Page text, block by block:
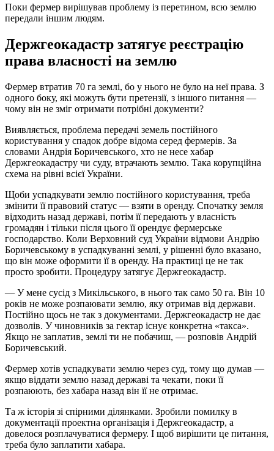
Поки фермер вирішував проблему із перетином, всю землю
передали іншим людям.
Держгеокадастр затягує реєстрацію
права власності на землю
Фермер втратив 70 га землі, бо у нього не було на неї права. З
одного боку, які можуть бути претензії, з іншого питання —
чому він не зміг отримати потрібні документи?
Виявляється, проблема передачі земель постійного
користування у спадок добре відома серед фермерів. За
словами Андрія Боричевського, хто не несе хабар
Держгеокадастру чи суду, втрачають землю. Така корупційна
схема на рівні всієї України.
Щоби успадкувати землю постійного користування, треба
змінити її правовий статус — взяти в оренду. Спочатку земля
відходить назад державі, потім її передають у власність
громадян і тільки після цього її орендує фермерське
господарство. Коли Верховний суд України відмови Андрію
Боричевському в успадкуванні землі, у рішенні було вказано,
що він може оформити її в оренду. На практиці це не так
просто зробити. Процедуру затягує Держгеокадастр.
— У мене сусід з Микільського, в нього так само 50 га. Він 10
років не може розпаювати землю, яку отримав від держави.
Постійно щось не так з документами. Держгеокадастр не дає
дозволів. У чиновників за гектар існує конкретна «такса».
Якщо не заплатив, землі ти не побачиш, — розповів Андрій
Боричевський.
Фермер хотів успадкувати землю через суд, тому що думав —
якщо віддати землю назад державі та чекати, поки її
розпаюють, без хабара назад він її не отримає.
Та ж історія зі спірними ділянками. Зробили помилку в
документації проектна організація і Держгеокадастр, а
довелося розплачуватися фермеру. І щоб вирішити це питання,
треба було заплатити хабара.